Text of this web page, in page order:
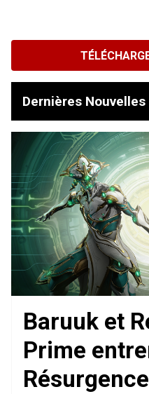
Dernières Nouvelles
Baruuk et
Prime